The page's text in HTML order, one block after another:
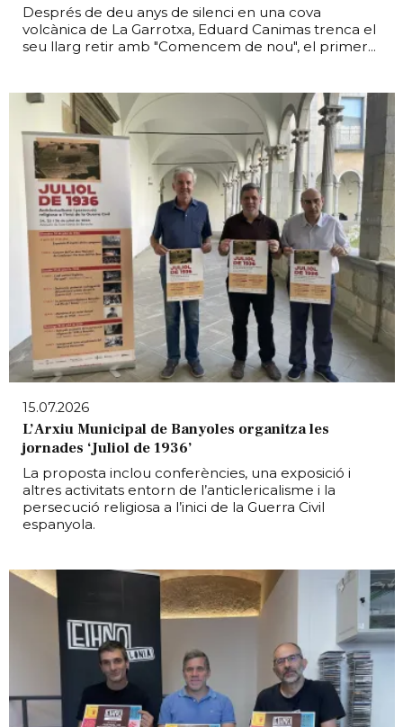
Després de deu anys de silenci en una cova
volcànica de La Garrotxa, Eduard Canimas trenca el
seu llarg retir amb "Comencem de nou", el primer...
15.07.2026
L’Arxiu Municipal de Banyoles organitza les
jornades ‘Juliol de 1936’
La proposta inclou conferències, una exposició i
altres activitats entorn de l’anticlericalisme i la
persecució religiosa a l’inici de la Guerra Civil
espanyola.